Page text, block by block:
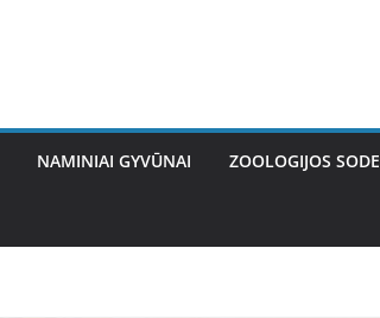
NAMINIAI GYVŪNAI ZOOLOGIJOS SODE